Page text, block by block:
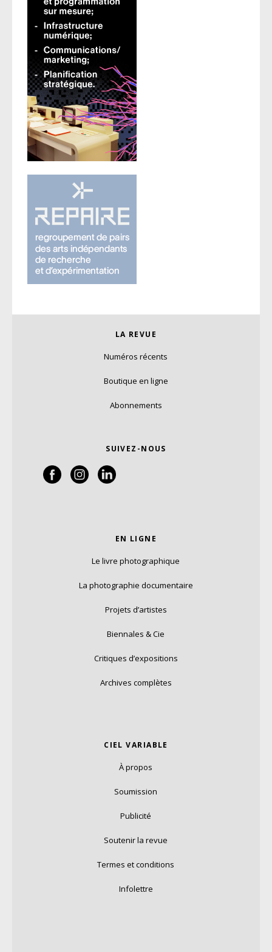
LA REVUE
Numéros récents
Boutique en ligne
Abonnements
SUIVEZ-NOUS
EN LIGNE
Le livre photographique
La photographie documentaire
Projets d’artistes
Biennales & Cie
Critiques d’expositions
Archives complètes
CIEL VARIABLE
À propos
Soumission
Publicité
Soutenir la revue
Termes et conditions
Infolettre